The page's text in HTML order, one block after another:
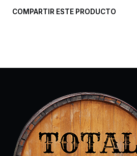
COMPARTIR ESTE PRODUCTO